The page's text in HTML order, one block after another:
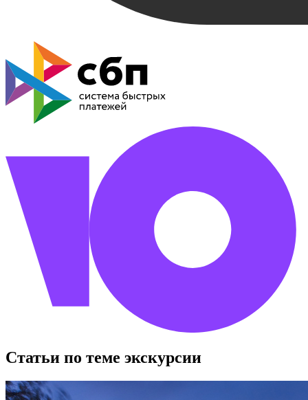
Статьи по теме экскурсии